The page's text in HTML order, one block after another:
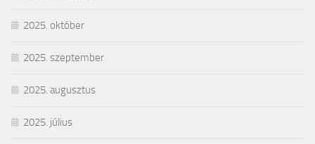
2025. október
2025. szeptember
2025. augusztus
2025. július